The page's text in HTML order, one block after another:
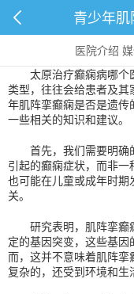
医院介绍
青少年
青少年肌阵挛癫痫是
2024-07-01 10:59:13
太原治疗癫痫病哪个
类型，往往会给患者及
年肌阵挛癫痫是否是遗传
一些相关的知识和建议。
首先，我们需要明确
引起的癫痫症状，而非
也可能在儿童或成年时
关。
研究表明，肌阵挛癫
定的基因突变，这些基
而，这并不意味着肌阵
复杂的，还受到环境和生